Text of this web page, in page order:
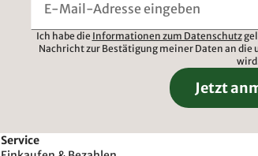
Ich habe die Informationen zum Datenschutz
Nachricht zur Bestätigung meiner Daten an
Jetzt
Service